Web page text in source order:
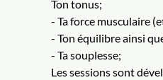
Ton tonus;
- Ta force musculaire
- Ton équilibre ainsi
- Ta souplesse;
Les sessions sont